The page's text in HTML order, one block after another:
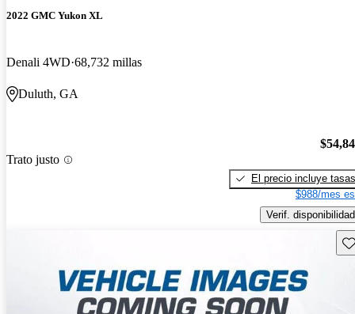
2022 GMC Yukon XL
Denali 4WD 68,732 millas
Duluth, GA
Trato justo
El precio incluye tasas
$988/mes
Verif. disponibilidad